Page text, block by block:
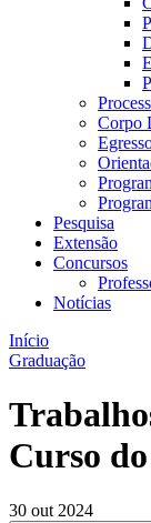
Corpo
Pesquisa
Extensão
Concursos
Notícias
Início
Graduação
Curso do
30 out 2024